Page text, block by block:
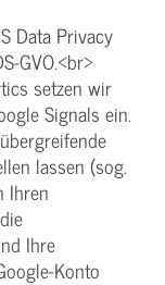
Data Privacy
GVO.<br>
setzen wir
Signals ein.
lassen (sog.
Ihren
Ihre
Konto